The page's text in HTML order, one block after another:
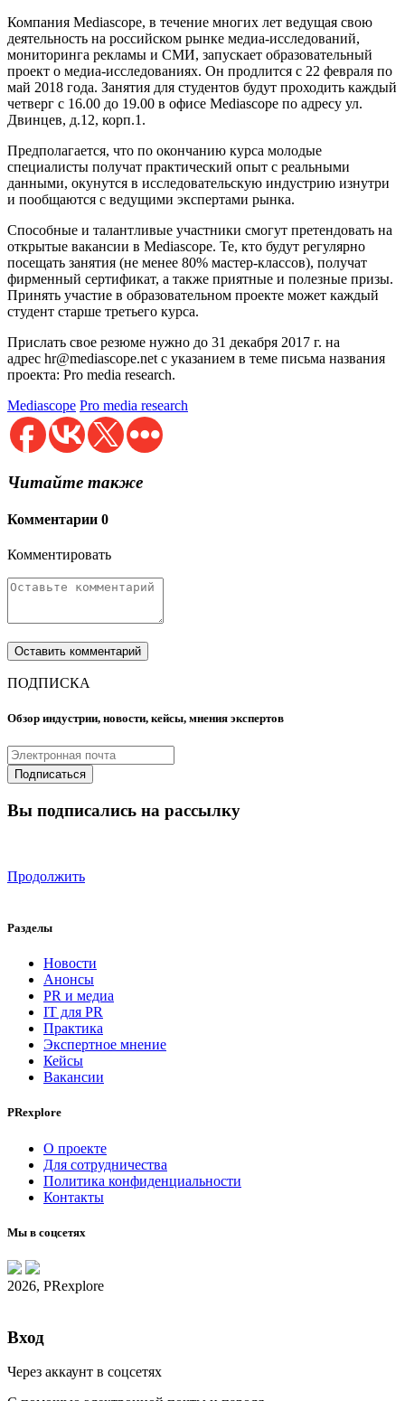
Компания Mediascope, в течение многих лет ведущая свою
деятельность на российском рынке медиа-исследований,
мониторинга рекламы и СМИ, запускает образовательный
проект о медиа-исследованиях. Он продлится с 22 февраля по
май 2018 года. Занятия для студентов будут проходить каждый
четверг с 16.00 до 19.00 в офисе Mediascope по адресу ул.
Двинцев, д.12, корп.1.
Предполагается, что по окончанию курса молодые
специалисты получат практический опыт с реальными
данными, окунутся в исследовательскую индустрию изнутри
и пообщаются с ведущими экспертами рынка.
Способные и талантливые участники смогут претендовать на
открытые вакансии в Mediascope. Те, кто будут регулярно
посещать занятия (не менее 80% мастер-классов), получат
фирменный сертификат, а также приятные и полезные призы.
Принять участие в образовательном проекте может каждый
студент старше третьего курса.
Прислать свое резюме нужно до 31 декабря 2017 г. на
адрес hr@mediascope.net с указанием в теме письма названия
проекта: Pro media research.
Mediascope Pro media research
Читайте также
Комментарии 0
Комментировать
ПОДПИСКА
Обзор индустрии, новости, кейсы, мнения экспертов
Вы подписались на рассылку
Продолжить
Разделы
Новости
Анонсы
PR и медиа
IT для PR
Практика
Экспертное мнение
Кейсы
Вакансии
PRexplore
О проекте
Для сотрудничества
Политика конфиденциальности
Контакты
Мы в соцсетях
2026, PRexplore
Вход
Через аккаунт в соцсетях